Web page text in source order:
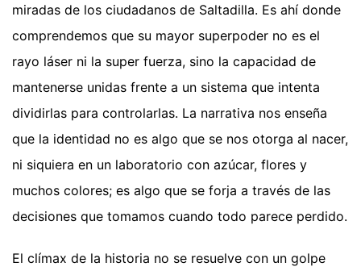
miradas de los ciudadanos de Saltadilla. Es ahí donde
comprendemos que su mayor superpoder no es el
rayo láser ni la super fuerza, sino la capacidad de
mantenerse unidas frente a un sistema que intenta
dividirlas para controlarlas. La narrativa nos enseña
que la identidad no es algo que se nos otorga al nacer,
ni siquiera en un laboratorio con azúcar, flores y
muchos colores; es algo que se forja a través de las
decisiones que tomamos cuando todo parece perdido.
El clímax de la historia no se resuelve con un golpe